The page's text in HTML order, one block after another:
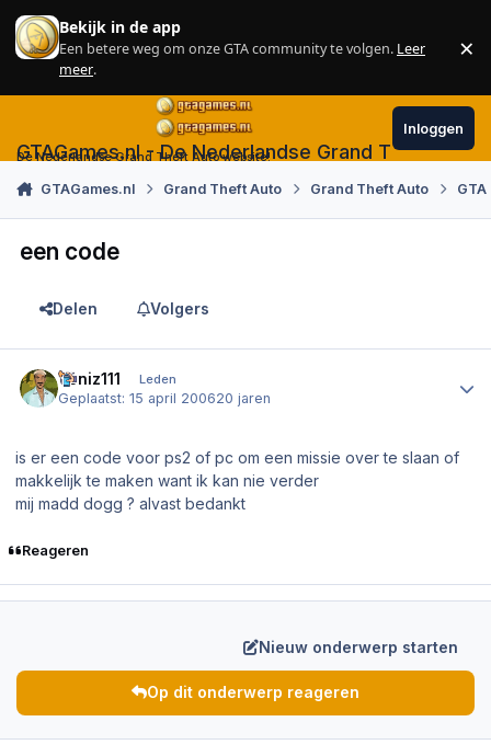
Skip to content
Bekijk in de app
Een betere weg om onze GTA community te volgen. Leer
meer.
×
GTAGames.nl - De Nederlandse Grand Theft Auto
De Nederlandse Grand Theft Auto website!
Inloggen
GTAGames.nl Grand Theft Auto Grand Theft Auto
een code
Delen Volgers
deniz111 Leden
Geplaatst:15 april 200620 jaren
is er een code voor ps2 of pc om een missie over te slaan of
makkelijk te maken want ik kan nie verder
mij madd dogg ? alvast bedankt
Reageren
Nieuw onderwerp starten
Op dit onderwerp reageren